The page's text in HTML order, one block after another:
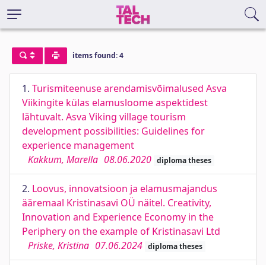
items found: 4
1. Turismiteenuse arendamisvõimalused Asva
Viikingite külas elamusloome aspektidest
lähtuvalt. Asva Viking village tourism
development possibilities: Guidelines for
experience management
Kakkum, Marella 08.06.2020 diploma theses
2. Loovus, innovatsioon ja elamusmajandus
ääremaal Kristinasavi OÜ näitel. Creativity,
Innovation and Experience Economy in the
Periphery on the example of Kristinasavi Ltd
Priske, Kristina 07.06.2024 diploma theses